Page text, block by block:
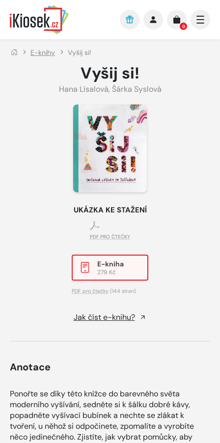
Přejít na hlavní obsah
0
E-knihy Vyšij si!
Vyšij si!
Hana Lísalová, Šárka Syslová
UKÁZKA KE STAŽENÍ
PDF PRO ČTEČKY
E-kniha
279 Kč
PDF pro čtečky (144 stran)
Jak číst e-knihu?
Anotace
Ponořte se díky této knížce do barevného světa
moderního vyšívání, sedněte si k šálku dobré kávy,
popadněte vyšívací bubínek a nechte se zlákat k
tvoření, u něhož si odpočinete, zpomalíte a vyrobíte
něco jedinečného. Zjistíte, jak vybrat pomůcky, aby